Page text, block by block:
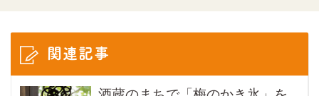
関連記事